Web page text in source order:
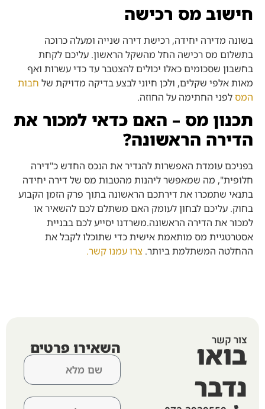
חישוב מס רכישה
בשונה מדירה יחידה, רכישת דירה שנייה ומעלה כרוכה
בתשלום מס רכישה החל מהשקל הראשון. עליכם לקחת
בחשבון שסכומים כאלו יכולים להצטבר עד כדי עשרות ואף
מאות אלפי שקלים, ולכן חיוני לבצע בדיקה מדויקת של חבות
המסלפני החתימה על החוזה.
תכנון מס – האם כדאי למכור את
הדירה הראשונה?
בפניכם עומדת האפשרות להגדיר את הנכס החדש כ"דירה
חלופית", מה שמאפשר ליהנות מהטבות מס של דירה יחידה
בתנאי שתמכרו את דירתכם הראשונה בתוך פרק הזמן הקבוע
בחוק. עליכם לבחון לעומק האם משתלם לכם להשאיר או
למכור את הדירה הראשונה.משרדנו יסייע לכם בבניית
אסטרטגיית מס מותאמת אישית כדי שתוכלו לקבל את
ההחלטה המשתלמת ביותר. צרו עמנו קשר.
צור קשר
בואו
נדבר
השאירו פרטים